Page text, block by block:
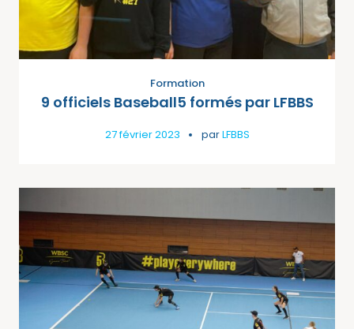
Formation
9 officiels Baseball5 formés par LFBBS
27 février 2023 parLFBBS